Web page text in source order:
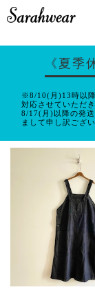
《夏
※8/10(月)13時以
対応させていただ
8/17(月)以降の発
まして申し訳ござ